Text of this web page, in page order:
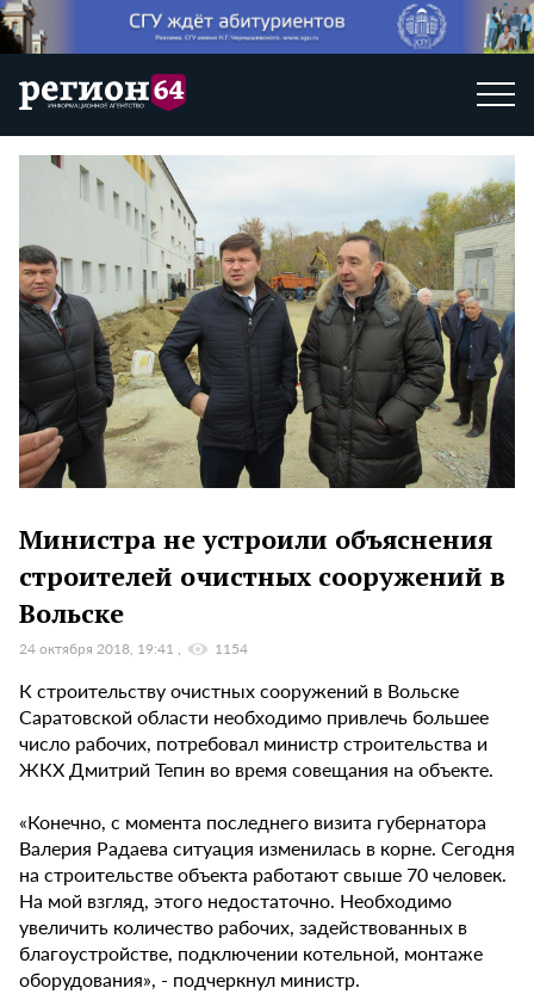
Министра не устроили объяснения
строителей очистных сооружений в
Вольске
24 октября 2018, 19:41 1154
К строительству очистных сооружений в Вольске
Саратовской области необходимо привлечь большее
число рабочих, потребовал министр строительства и
ЖКХ Дмитрий Тепин во время совещания на объекте.
«Конечно, с момента последнего визита губернатора
Валерия Радаева ситуация изменилась в корне. Сегодня
на строительстве объекта работают свыше 70 человек.
На мой взгляд, этого недостаточно. Необходимо
увеличить количество рабочих, задействованных в
благоустройстве, подключении котельной, монтаже
оборудования», - подчеркнул министр.